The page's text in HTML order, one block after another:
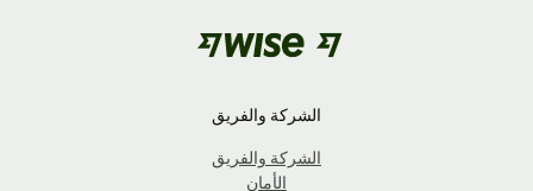
الشركة والفريق
الشركة والفريق
الأمان